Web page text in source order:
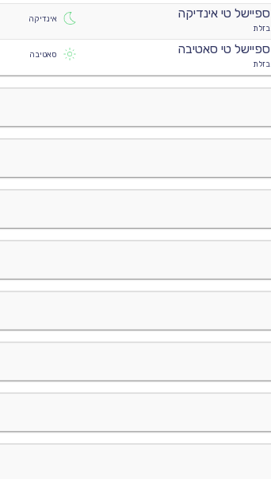
ספיישל טי אינדיקה
בזלת
אינדיקה
ספיישל טי סאטיבה
בזלת
סאטיבה